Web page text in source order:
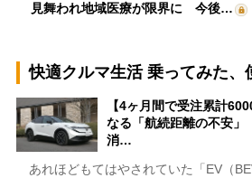
見舞われ地域医療が限界に 今後…
快適クルマ生活 乗ってみた、
【4ヶ月間で受注累計
なる「航続距離の不安」
消…
あれほどもてはやされていた「EV（